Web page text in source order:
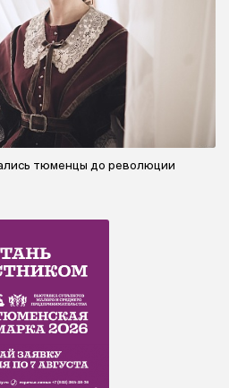
тюменцы до революции